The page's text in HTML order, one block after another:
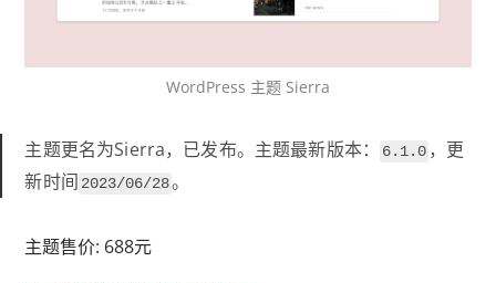
WordPress 主题 Sierra
主题更名为Sierra，已发布。主题最新版本： 6.1.0 ，更
新时间 2023/06/28。
主题售价: 688元